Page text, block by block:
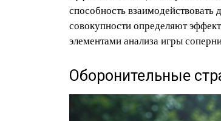
способность
совокупности определяют
элементами анализа игры
Оборонительные